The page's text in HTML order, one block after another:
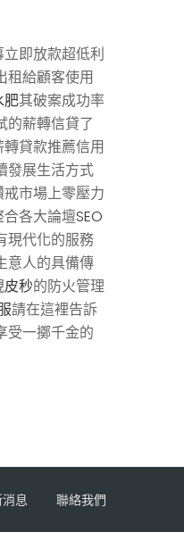
立即放款超低利
租給顧客使用
肥其破案成功率
的薪轉信貸了
貸款推薦信用
發展生活方式
市場上零壓力
各大論壇SEO
現代化的服務
意人的具備傳
皮秒的防火管理
請在這裡告訴
受一擲千金的
息 聯絡我們